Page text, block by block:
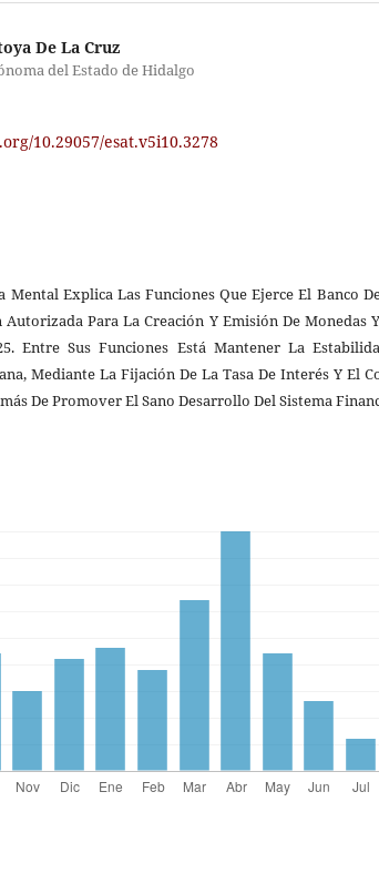
De La Cruz
del Estado de Hidalgo
10.29057/esat.v5i10.3278
Mental Explica Las Funciones Que Ejerce El Banco
Para La Creación Y Emisión De Monedas
Entre Sus Funciones Está Mantener La
Mediante La Fijación De La Tasa De Interés Y El
De Promover El Sano Desarrollo Del Sistema